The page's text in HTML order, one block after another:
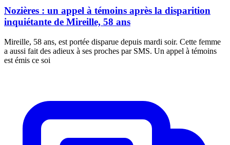
Nozières : un appel à témoins après la disparition
inquiétante de Mireille, 58 ans
Mireille, 58 ans, est portée disparue depuis mardi soir. Cette femme
a aussi fait des adieux à ses proches par SMS. Un appel à témoins
est émis ce soi